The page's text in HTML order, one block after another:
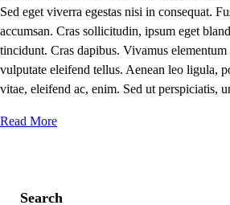
Sed eget viverra egestas nisi in consequat.
accumsan. Cras sollicitudin, ipsum eget
tincidunt. Cras dapibus. Vivamus elementum
vulputate eleifend tellus. Aenean leo ligula,
vitae, eleifend ac, enim. Sed ut perspiciatis,
Read More
Search